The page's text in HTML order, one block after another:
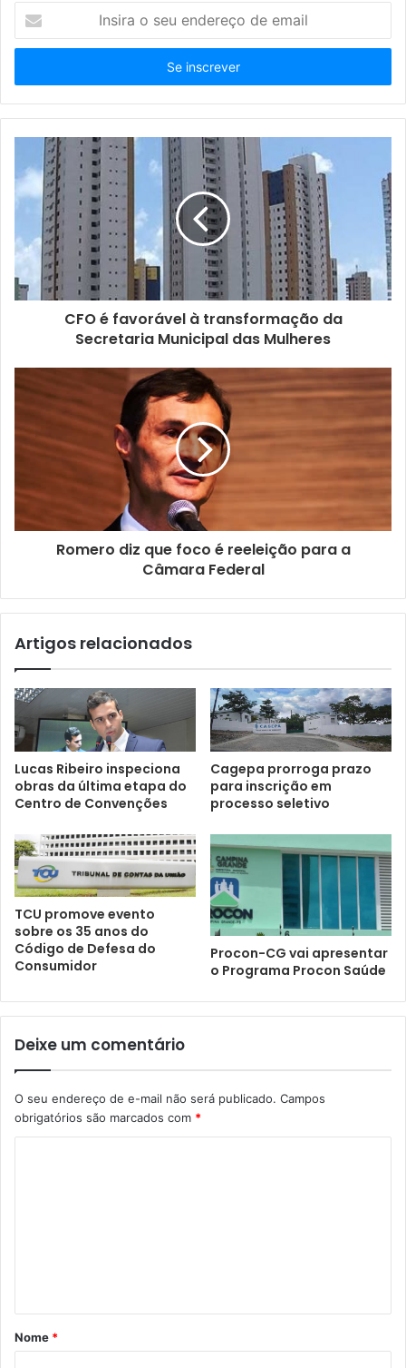
s
r
a
u
e
d
e
r
e
e
a
CFO é favorável à transformação da
Secretaria Municipal das Mulheres
Romero diz que foco é reeleição para a
Câmara Federal
Artigos relacionados
Lucas Ribeiro inspeciona
obras da última etapa do
Centro de Convenções
Cagepa prorroga prazo
para inscrição em
processo seletivo
TCU promove evento
sobre os 35 anos do
Código de Defesa do
Consumidor
Procon-CG vai apresentar
o Programa Procon Saúde
Deixe um comentário
O seu endereço de e-mail não será publicado. Campos
obrigatórios são marcados com *
Nome *